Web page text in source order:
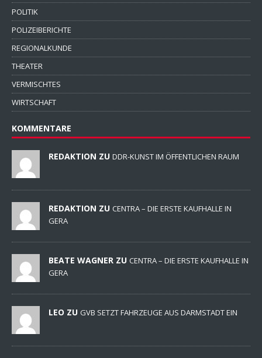
POLITIK
POLIZEIBERICHTE
REGIONALKUNDE
THEATER
VERMISCHTES
WIRTSCHAFT
KOMMENTARE
REDAKTION ZU DDR-KUNST IM ÖFFENTLICHEN RAUM
REDAKTION ZU CENTRA – DIE ERSTE KAUFHALLE IN
GERA
BEATE WAGNER ZU CENTRA – DIE ERSTE KAUFHALLE IN
GERA
LEO ZU GVB SETZT FAHRZEUGE AUS DARMSTADT EIN